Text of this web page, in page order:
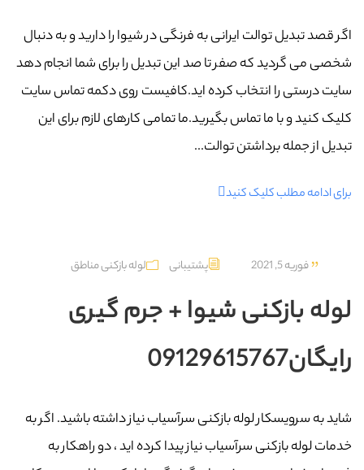
اگر قصد تبدیل توالت ایرانی به فرنگی در شیوا را دارید و به دنبال
شخصی می گردید که صفر تا صد این تبدیل را برای شما انجام دهد
سایت درستی را انتخاب کرده اید.کافیست روی دکمه تماس سایت
کلیک کنید و با ما تماس بگیرید.ما تمامی کارهای لازم برای این
تبدیل از جمله برداشتن توالت...
برای ادامه مطلب کلیک کنید
فوریه 5, 2021 پشتیبانی لوله بازکنی مناطق
لوله بازکنی شیوا + جرم گیری
رایگان09129615767
شاید به سرویسکار لوله بازکنی سرآسیاب نیاز داشته باشید. اگر به
خدمات لوله بازکنی سرآسیاب نیاز پیدا کرده اید ، دو راهکار به